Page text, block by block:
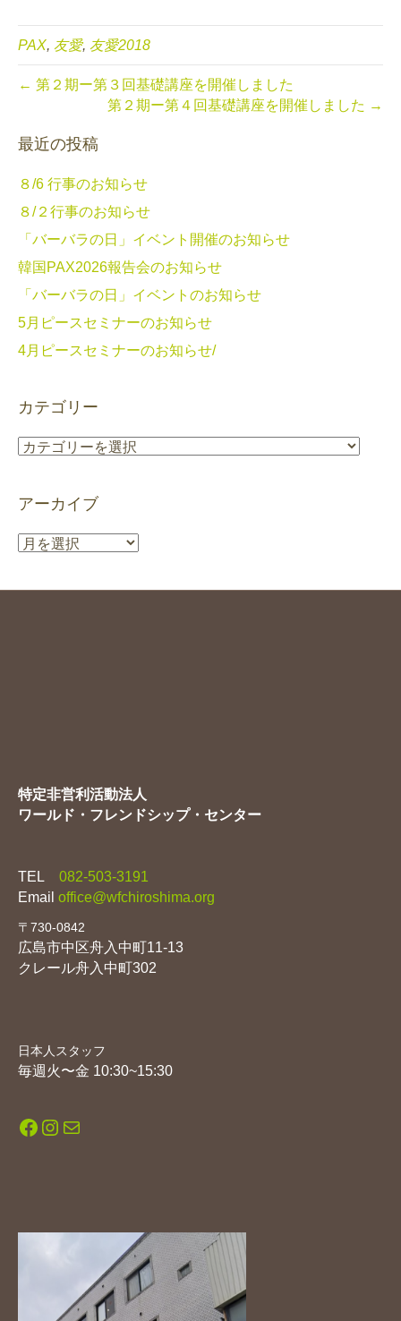
PAX, 友愛, 友愛2018
← 第２期ー第３回基礎講座を開催しました
第２期ー第４回基礎講座を開催しました →
最近の投稿
８/6 行事のお知らせ
８/２行事のお知らせ
「バーバラの日」イベント開催のお知らせ
韓国PAX2026報告会のお知らせ
「バーバラの日」イベントのお知らせ
5月ピースセミナーのお知らせ
4月ピースセミナーのお知らせ/
カテゴリー
カ
リ
アーカイブ
ア
特定非営利活動法人
ワールド・フレンドシップ・センター
TEL
082-503-3191
Email office@wfchiroshima.org
〒730-0842
広島市中区舟入中町11-13
クレール舟入中町302
日本人スタッフ
毎週火〜金 10:30~15:30
Facebook
Instagram
メール